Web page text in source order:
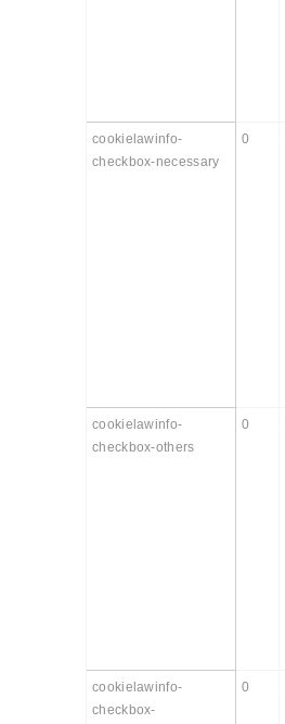
cookielawinfo-
checkbox-necessary
0
cookielawinfo-
checkbox-others
0
cookielawinfo-
checkbox-
0